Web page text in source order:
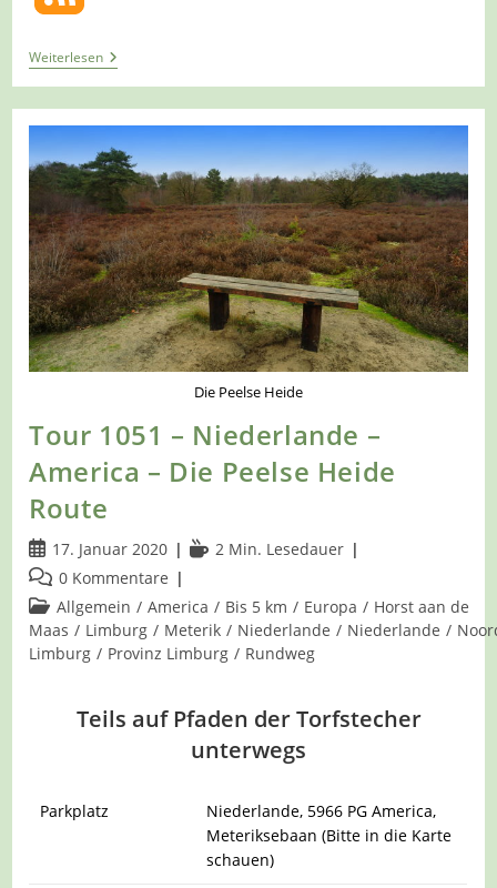
WeiterlesenTour
1062
–
Niederlande
–
Meterik
–
Auf
Der
Gelben
Route
In
Die
Schadijkse
Heide
Die Peelse Heide
Tour 1051 – Niederlande –
America – Die Peelse Heide
Route
Beitrag
veröffentlicht:
17. Januar 2020 Lesedauer:
2 Min. Lesedauer
Beitrags-
Kommentare:
0 Kommentare
Beitrags-
Kategorie:
Allgemein / America / Bis 5 km / Europa / Horst aan de
Maas / Limburg / Meterik / Niederlande / Niederlande /
Limburg / Provinz Limburg / Rundweg
Teils auf Pfaden der Torfstecher
unterwegs
Parkplatz
Niederlande, 5966 PG America,
Meteriksebaan (Bitte in die Karte
schauen)